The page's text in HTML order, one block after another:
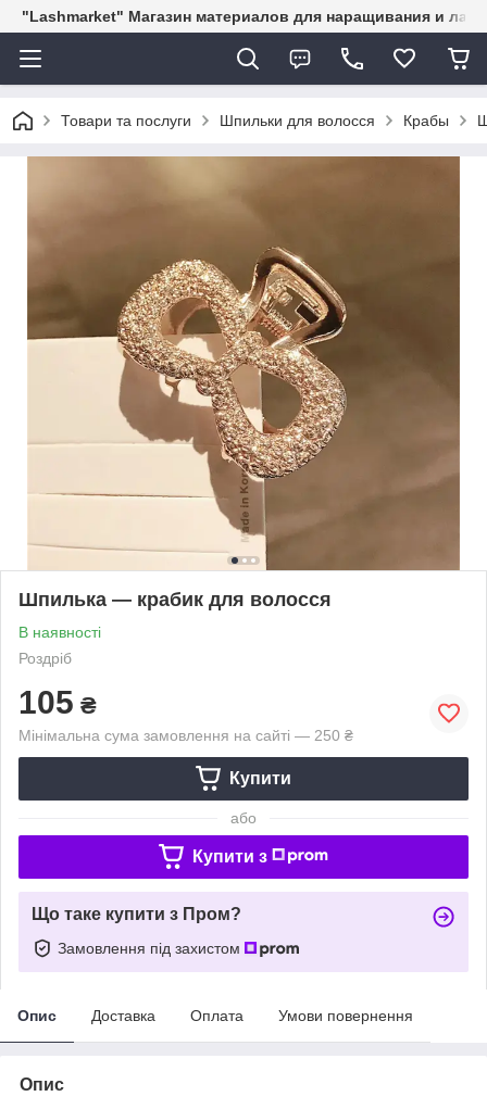
"Lashmarket" Магазин материалов для наращивания и
Товари та послуги Шпильки для волосся Крабы
Шпилька — крабик для волосся
В наявності
Роздріб
105 ₴
Мінімальна сума замовлення на сайті — 250 ₴
Купити
або
Купити з
Що таке купити з Пром?
Замовлення під захистом
Опис Доставка Оплата Умови повернення
Опис